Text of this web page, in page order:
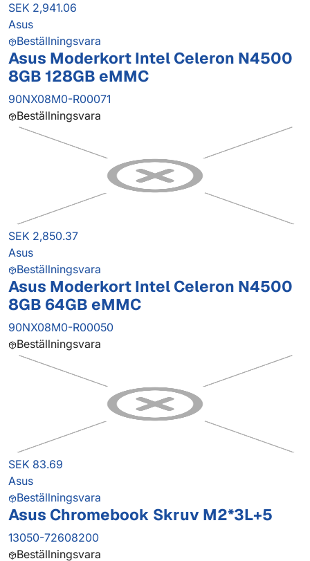
SEK 2,941.06
Asus
Beställningsvara
Asus Moderkort Intel Celeron N4500
8GB 128GB eMMC
90NX08M0-R00071
Beställningsvara
SEK 2,850.37
Asus
Beställningsvara
Asus Moderkort Intel Celeron N4500
8GB 64GB eMMC
90NX08M0-R00050
Beställningsvara
SEK 83.69
Asus
Beställningsvara
Asus Chromebook Skruv M2*3L+5
13050-72608200
Beställningsvara